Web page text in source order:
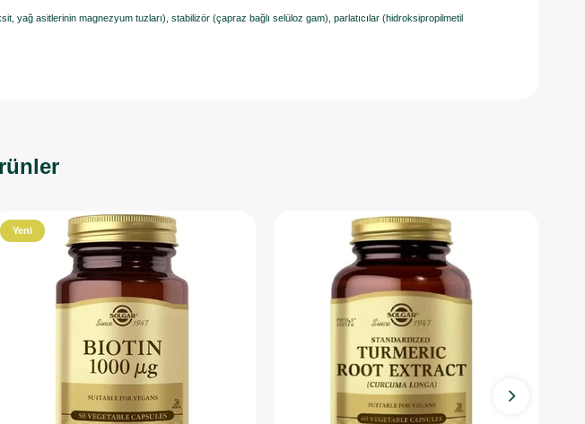
yağ asitlerinin magnezyum tuzları), stabilizör (çapraz bağlı selüloz gam), parlatıcılar (hidroksipropilmetil
Yeni